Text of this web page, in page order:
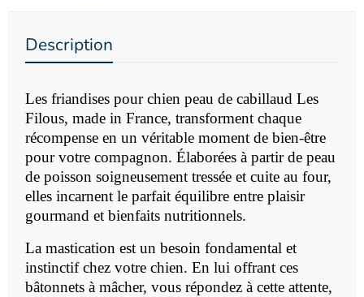
Description
Les friandises pour chien peau de cabillaud Les
Filous, made in France, transforment chaque
récompense en un véritable moment de bien-être
pour votre compagnon. Élaborées à partir de peau
de poisson soigneusement tressée et cuite au four,
elles incarnent le parfait équilibre entre plaisir
gourmand et bienfaits nutritionnels.
La mastication est un besoin fondamental et
instinctif chez votre chien. En lui offrant ces
bâtonnets à mâcher, vous répondez à cette attente,